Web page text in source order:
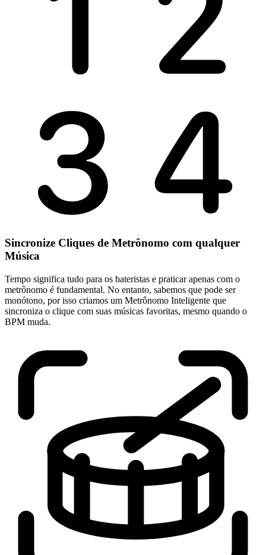
Sincronize Cliques de Metrônomo com qualquer
Música
Tempo significa tudo para os bateristas e praticar apenas com o
metrônomo é fundamental. No entanto, sabemos que pode ser
monótono, por isso criamos um Metrônomo Inteligente que
sincroniza o clique com suas músicas favoritas, mesmo quando o
BPM muda.